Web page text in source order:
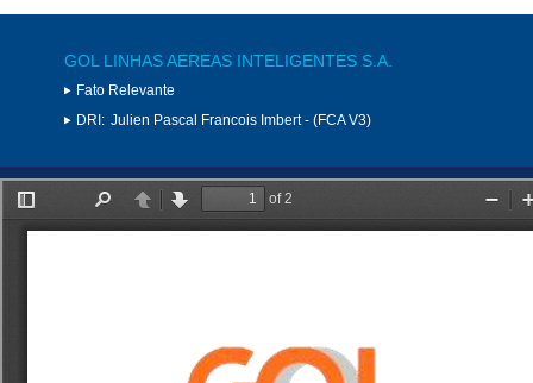
GOL LINHAS AEREAS INTELIGENTES S.A.
Fato Relevante
DRI: Julien Pascal Francois Imbert - (FCA V3)